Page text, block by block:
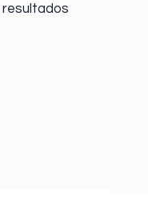
resultados